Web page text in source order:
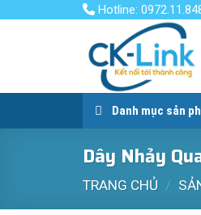
Hotline:
Danh mục sản
Dây Nhảy
TRANG CHỦ /